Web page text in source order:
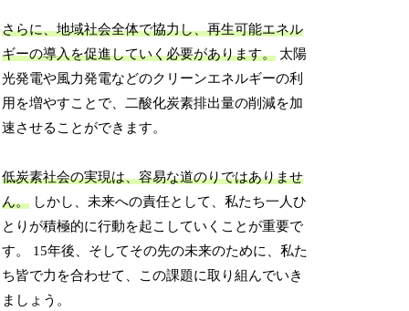
さらに、地域社会全体で協力し、再生可能エネル
ギーの導入を促進していく必要があります。 太陽
光発電や風力発電などのクリーンエネルギーの利
用を増やすことで、二酸化炭素排出量の削減を加
速させることができます。
低炭素社会の実現は、容易な道のりではありませ
ん。 しかし、未来への責任として、私たち一人ひ
とりが積極的に行動を起こしていくことが重要で
す。 15年後、そしてその先の未来のために、私た
ち皆で力を合わせて、この課題に取り組んでいき
ましょう。